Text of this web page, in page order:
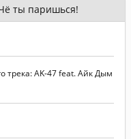
ты паришься!
трека: AK-47 feat. Айк Дым